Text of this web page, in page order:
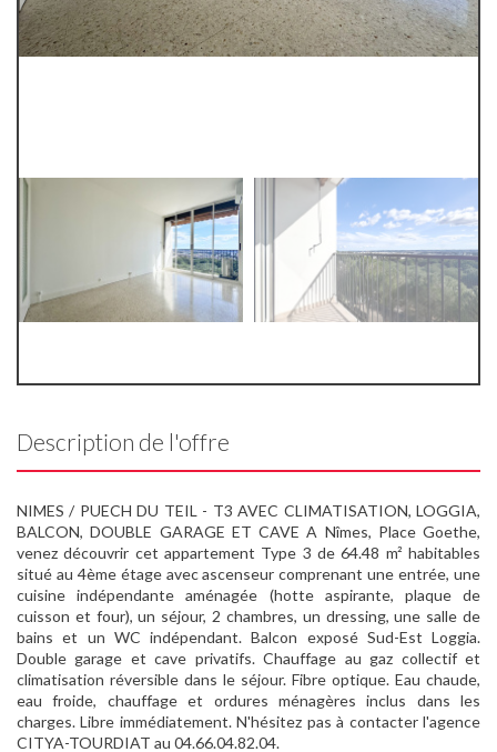
Description de l'offre
NIMES / PUECH DU TEIL - T3 AVEC CLIMATISATION, LOGGIA,
BALCON, DOUBLE GARAGE ET CAVE A Nîmes, Place Goethe,
venez découvrir cet appartement Type 3 de 64.48 m² habitables
situé au 4ème étage avec ascenseur comprenant une entrée, une
cuisine indépendante aménagée (hotte aspirante, plaque de
cuisson et four), un séjour, 2 chambres, un dressing, une salle de
bains et un WC indépendant. Balcon exposé Sud-Est Loggia.
Double garage et cave privatifs. Chauffage au gaz collectif et
climatisation réversible dans le séjour. Fibre optique. Eau chaude,
eau froide, chauffage et ordures ménagères inclus dans les
charges. Libre immédiatement. N'hésitez pas à contacter l'agence
CITYA-TOURDIAT au 04.66.04.82.04.